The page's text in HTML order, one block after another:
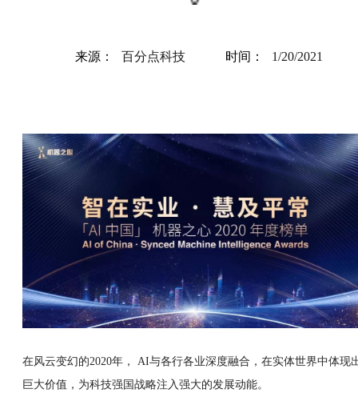
来源： 百分点科技 时间： 1/20/2021
在风云变幻的2020年， AI与各行各业深度融合，在实体世界中体现
巨大价值，为科技强国战略注入强大的发展动能。